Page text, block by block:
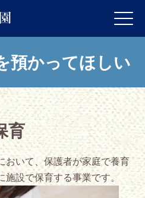
預かってほしい
育
おいて、保護者が家庭で養育
施設で保育する事業です。